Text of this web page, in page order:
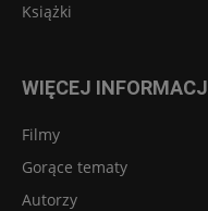
Książki
WIĘCEJ
Filmy
Gorące tematy
Autorzy